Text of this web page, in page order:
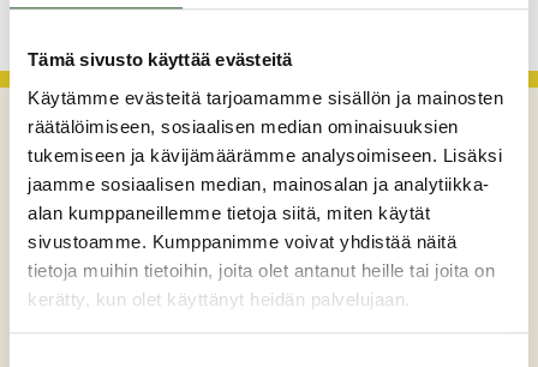
Tämä sivusto käyttää evästeitä
Käytämme evästeitä tarjoamamme sisällön ja mainosten
räätälöimiseen, sosiaalisen median ominaisuuksien
tukemiseen ja kävijämäärämme analysoimiseen. Lisäksi
jaamme sosiaalisen median, mainosalan ja analytiikka-
alan kumppaneillemme tietoja siitä, miten käytät
sivustoamme. Kumppanimme voivat yhdistää näitä
tietoja muihin tietoihin, joita olet antanut heille tai joita on
kerätty, kun olet käyttänyt heidän palvelujaan.